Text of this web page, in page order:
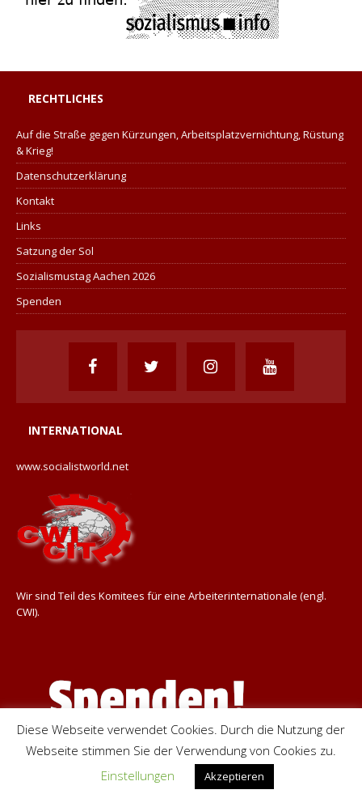
RECHTLICHES
Auf die Straße gegen Kürzungen, Arbeitsplatzvernichtung, Rüstung
& Krieg!
Datenschutzerklärung
Kontakt
Links
Satzung der Sol
Sozialismustag Aachen 2026
Spenden
INTERNATIONAL
www.socialistworld.net
Wir sind Teil des Komitees für eine Arbeiterinternationale (engl.
CWI).
Diese Webseite verwendet Cookies. Durch die Nutzung der
Webseite stimmen Sie der Verwendung von Cookies zu.
Einstellungen
Akzeptieren